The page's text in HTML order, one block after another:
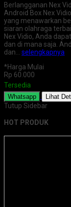
Berlangganan Nex
Android Box Nex
yang menawarkan
siaran olahraga
Nex Vidio, Anda
dan di mana saja.
dan… selengkapnya
*Harga Mulai
Rp 60.000
Tersedia
Whatsapp Lihat
Tutup Sidebar
HOT PRODUK